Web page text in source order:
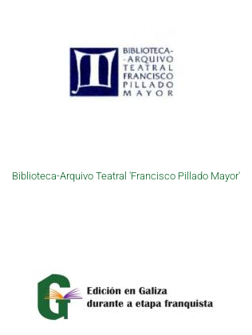
Biblioteca-Arquivo Teatral 'Francisco Pillado Mayor'